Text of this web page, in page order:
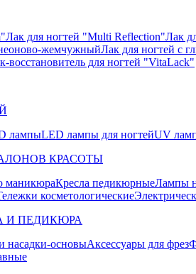
Лак для ногтей "Multi Reflection"Лак
жемчужныйЛак для ногтей с
восстановитель для ногтей "VitaLack"
лампыLED лампы для ногтейUV
КРАСОТЫ
маникюраКресла педикюрныеЛампы
косметологические
И ПЕДИКЮРА
насадки-основыАксессуары для фрез